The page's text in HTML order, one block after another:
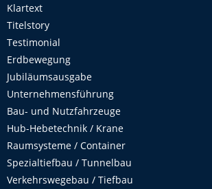
Klartext
Titelstory
Testimonial
Erdbewegung
Jubiläumsausgabe
Unternehmensführung
Bau- und Nutzfahrzeuge
Hub-Hebetechnik / Krane
Raumsysteme / Container
Spezialtiefbau / Tunnelbau
Verkehrswegebau / Tiefbau